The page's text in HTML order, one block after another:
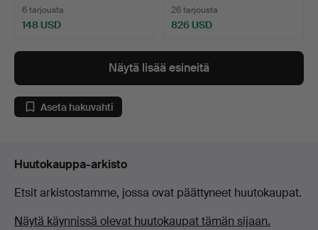
6 tarjousta
148 USD
26 tarjousta
826 USD
Näytä lisää esineitä
Aseta hakuvahti
Huutokauppa-arkisto
Etsit arkistostamme, jossa ovat päättyneet huutokaupat.
Näytä käynnissä olevat huutokaupat tämän sijaan.